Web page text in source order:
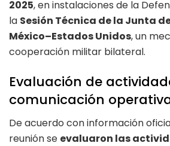
2025, en instalaciones de la
la Sesión Técnica de la Junta
México–Estados Unidos, un
cooperación militar bilateral.
Evaluación de
comunicación
De acuerdo con información
reunión se evaluaron las